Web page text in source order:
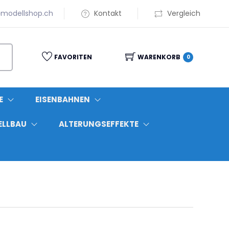
Kontakt Vergleich
FAVORITEN WARENKORB 0
EISENBAHNEN
ALTERUNGSEFFEKTE